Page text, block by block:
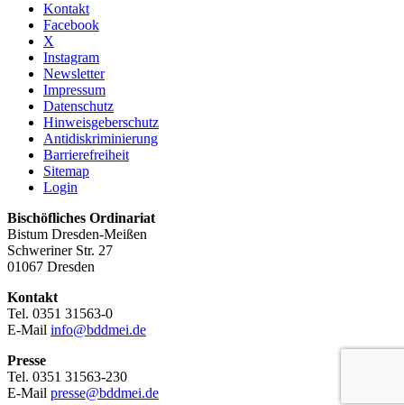
Kontakt
Facebook
X
Instagram
Newsletter
Impressum
Datenschutz
Hinweisgeberschutz
Antidiskriminierung
Barrierefreiheit
Sitemap
Login
Bischöfliches Ordinariat
Bistum Dresden-Meißen
Schweriner Str. 27
01067 Dresden
Kontakt
Tel. 0351 31563-0
E-Mail info@bddmei.de
Presse
Tel. 0351 31563-230
E-Mail presse@bddmei.de